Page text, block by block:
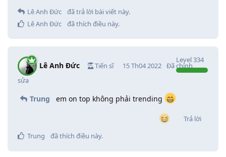
Lê Anh Đức
đã trả lời bài viết này.
Lê Anh Đức
đã thích điều này.
Lê Anh Đức Tiến sĩ
Level334
15 Th04 2022 Đã chỉnh
sửa
Trung em on top không phải trending
Trả lời
Trung
đã thích điều này.